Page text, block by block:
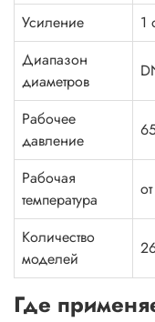
Усиление
1
Диапазон
диаметров
Рабочее
давление
Рабочая
температура
Количество
моделей
Где